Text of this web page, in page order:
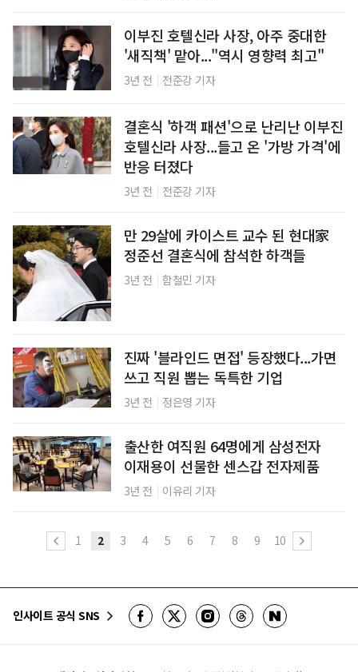
이부진 호텔신라 사장, 아주 중대한
'새직책' 맡아..."역시 영향력 최고"
3년 전 전준강 기자
결혼식 '하객 패션'으로 난리난 이부진
호텔신라 사장...들고 온 '가방 가격'에
반응 터졌다
3년 전 전준강 기자
만 29살에 카이스트 교수 된 현대家
정준선 결혼식에 참석한 하객들
3년 전 함철민 기자
진짜 '블라인드 면접' 등장했다...가면
쓰고 직원 뽑는 독특한 기업
3년 전 정은영 기자
출산한 여직원 64명에게 삼성전자
이재용이 선물한 센스갑 전자제품
3년 전 이유리 기자
1 2 3 4 5 6 7 8 9 10
인사이트 공식 SNS